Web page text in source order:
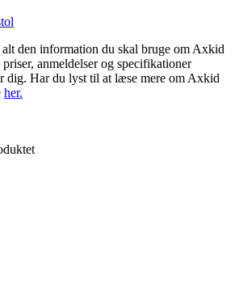
den information du skal bruge om Axkid
anmeldelser og specifikationer
dig. Har du lyst til at læse mere om Axkid
her.